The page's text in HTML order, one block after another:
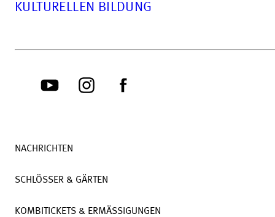
KULTURELLEN BILDUNG
NACHRICHTEN
SCHLÖSSER & GÄRTEN
KOMBITICKETS & ERMÄSSIGUNGEN